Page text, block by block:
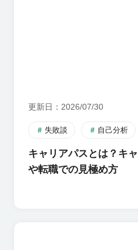
更新日 2026/07/30
失敗談 自己分析
キャリアパスとは？キ
や転職での見極め方